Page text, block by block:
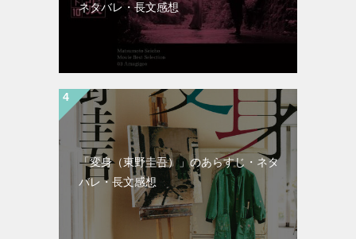
ネタバレ・長文感想
「変身（東野圭吾）」のあらすじ・ネタ
バレ・長文感想